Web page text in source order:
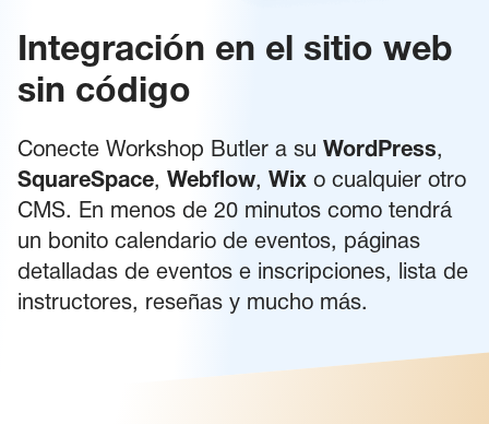
Integración en el sitio web
sin código
Conecte Workshop Butler a su WordPress,
SquareSpace, Webflow, Wix o cualquier otro
CMS. En menos de 20 minutos como tendrá
un bonito calendario de eventos, páginas
detalladas de eventos e inscripciones, lista de
instructores, reseñas y mucho más.